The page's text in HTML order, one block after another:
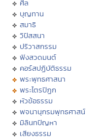
ศีล
บุญทาน
สมาธิ
วิปัสสนา
ปริวาสกรรม
ฟังสวดมนต์
คอร์สปฏิบัติธรรม
พระพุทธศาสนา
พระไตรปิฏก
หัวข้อธรรม
พจนานุกรมพุทธศาสน์
มิลินทปัญหา
เสียงธรรม